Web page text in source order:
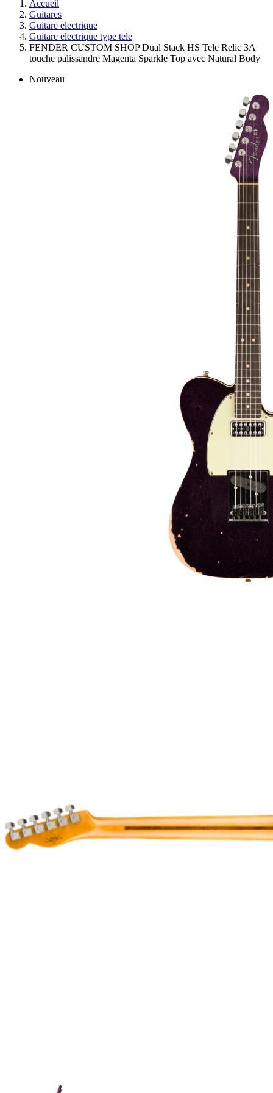
Accueil
Guitares
Guitare electrique
Guitare electrique type tele
FENDER CUSTOM SHOP Dual Stack HS Tele Relic 3A
touche palissandre Magenta Sparkle Top avec Natural Body
Nouveau